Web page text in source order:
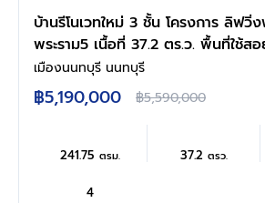
บ้านรีโนเวทใหม่ 3 ชั้น โครงการ ลิฟวิ่
พระราม5 เนื้อที่ 37.2 ตร.ว. พื้นที่ใช้ส
ตร.ม. ฟังก์ชัน 5 ห้องนอน 4 ห้องน้ำ 2
พร้อมเข้าอยู่ โครงการบนทำเลแห่งการ
เชื่อมต่อถนนนครอินทร์ ถนนบางศรีเมือ
ทรัลเวสต์วิลล์ และโรงเรียนนานาชาติร่
ราชพฤกษ์ แคมปัส
เมืองนนทบุรี นนทบุรี
฿5,190,000 ฿5,590,000
241.75ตรม. 37.2 ตรว.
4